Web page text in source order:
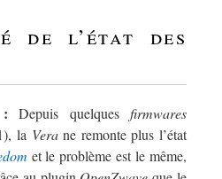
de l’état des
Depuis quelques firmwares
la Verane remonte plus l’état
et le problème est le même,